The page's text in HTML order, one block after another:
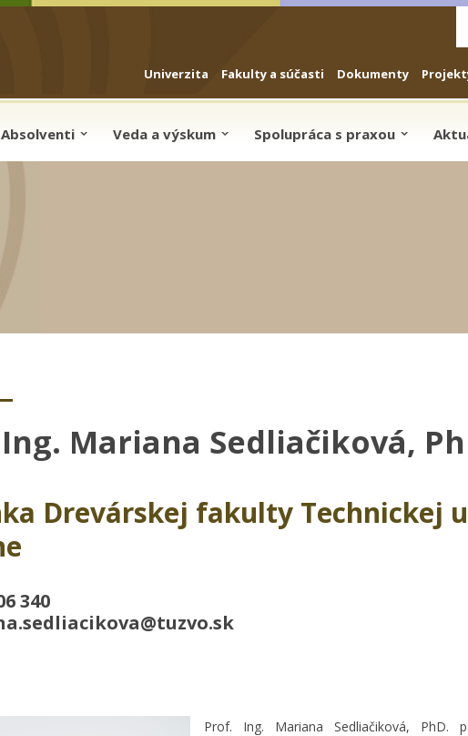
Univerzita Fakulty a súčasti Dokumenty
Absolventi Veda a výskum Spolupráca s praxou
Mariana Sedliačiková,
Drevárskej fakulty Technickej
340
Prof. Ing. Mariana Sedliačiková, PhD.